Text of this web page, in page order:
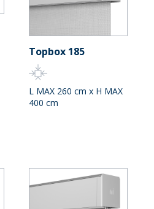
Topbox 185
L MAX 260 cm x H MAX
400 cm